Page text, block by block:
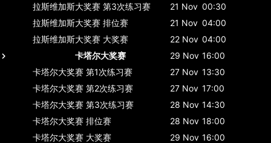
拉斯维加斯大奖赛 第3次练习赛 21 Nov 00:30
拉斯维加斯大奖赛 排位赛 21 Nov 04:00
拉斯维加斯大奖赛 大奖赛 22 Nov 04:00
卡塔尔大奖赛
29 Nov 16:00
卡塔尔大奖赛 第1次练习赛 27 Nov 13:30
卡塔尔大奖赛 第2次练习赛 27 Nov 17:00
卡塔尔大奖赛 第3次练习赛 28 Nov 14:30
卡塔尔大奖赛 排位赛 28 Nov 18:00
卡塔尔大奖赛 大奖赛 29 Nov 16:00